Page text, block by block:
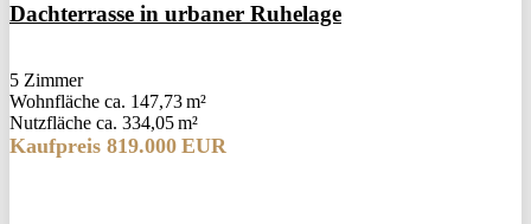
Dachterrasse in urbaner Ruhelage
5 Zimmer
Wohnfläche ca. 147,73 m²
Nutzfläche ca. 334,05 m²
Kaufpreis 819.000 EUR